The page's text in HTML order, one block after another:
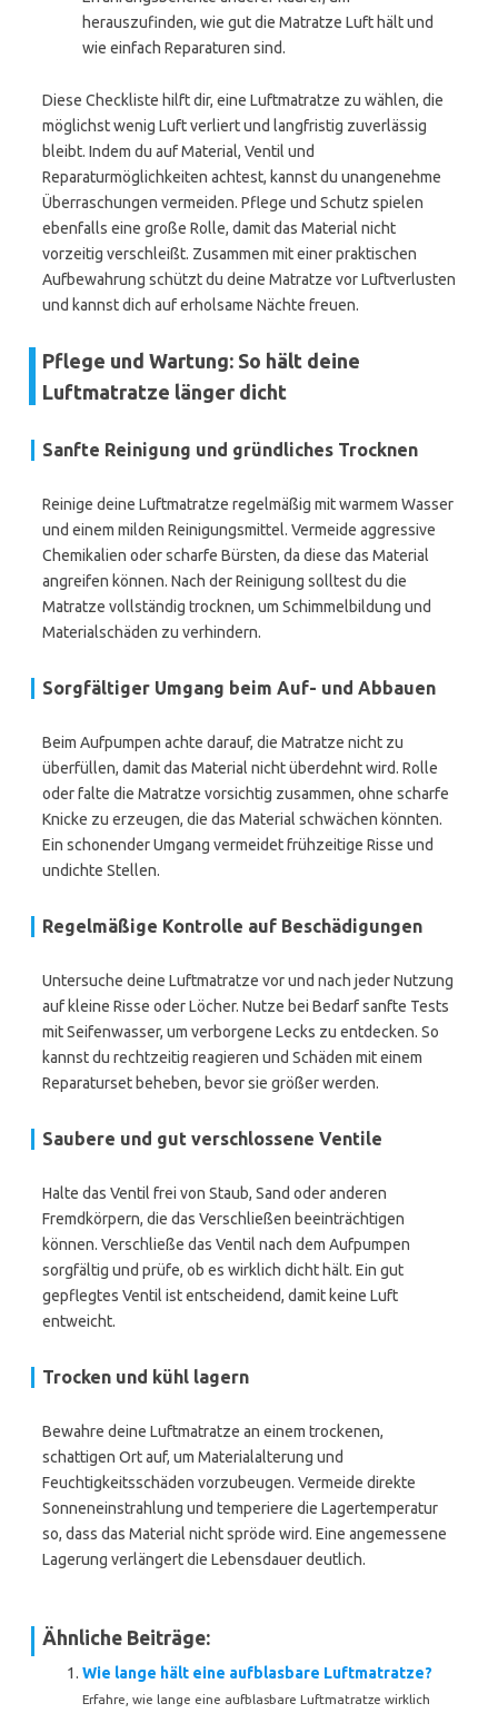
herauszufinden, wie gut die Matratze Luft hält und
wie einfach Reparaturen sind.
Diese Checkliste hilft dir, eine Luftmatratze zu wählen, die
möglichst wenig Luft verliert und langfristig zuverlässig
bleibt. Indem du auf Material, Ventil und
Reparaturmöglichkeiten achtest, kannst du unangenehme
Überraschungen vermeiden. Pflege und Schutz spielen
ebenfalls eine große Rolle, damit das Material nicht
vorzeitig verschleißt. Zusammen mit einer praktischen
Aufbewahrung schützt du deine Matratze vor Luftverlusten
und kannst dich auf erholsame Nächte freuen.
Pflege und Wartung: So hält deine
Luftmatratze länger dicht
Sanfte Reinigung und gründliches Trocknen
Reinige deine Luftmatratze regelmäßig mit warmem Wasser
und einem milden Reinigungsmittel. Vermeide aggressive
Chemikalien oder scharfe Bürsten, da diese das Material
angreifen können. Nach der Reinigung solltest du die
Matratze vollständig trocknen, um Schimmelbildung und
Materialschäden zu verhindern.
Sorgfältiger Umgang beim Auf- und Abbauen
Beim Aufpumpen achte darauf, die Matratze nicht zu
überfüllen, damit das Material nicht überdehnt wird. Rolle
oder falte die Matratze vorsichtig zusammen, ohne scharfe
Knicke zu erzeugen, die das Material schwächen könnten.
Ein schonender Umgang vermeidet frühzeitige Risse und
undichte Stellen.
Regelmäßige Kontrolle auf Beschädigungen
Untersuche deine Luftmatratze vor und nach jeder Nutzung
auf kleine Risse oder Löcher. Nutze bei Bedarf sanfte Tests
mit Seifenwasser, um verborgene Lecks zu entdecken. So
kannst du rechtzeitig reagieren und Schäden mit einem
Reparaturset beheben, bevor sie größer werden.
Saubere und gut verschlossene Ventile
Halte das Ventil frei von Staub, Sand oder anderen
Fremdkörpern, die das Verschließen beeinträchtigen
können. Verschließe das Ventil nach dem Aufpumpen
sorgfältig und prüfe, ob es wirklich dicht hält. Ein gut
gepflegtes Ventil ist entscheidend, damit keine Luft
entweicht.
Trocken und kühl lagern
Bewahre deine Luftmatratze an einem trockenen,
schattigen Ort auf, um Materialalterung und
Feuchtigkeitsschäden vorzubeugen. Vermeide direkte
Sonneneinstrahlung und temperiere die Lagertemperatur
so, dass das Material nicht spröde wird. Eine angemessene
Lagerung verlängert die Lebensdauer deutlich.
Ähnliche Beiträge:
Wie lange hält eine aufblasbare Luftmatratze?
Erfahre, wie lange eine aufblasbare Luftmatratze wirklich